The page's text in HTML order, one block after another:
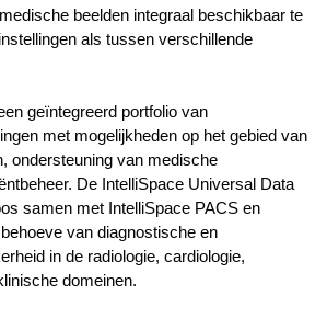
beelden integraal beschikbaar te
als tussen verschillende
geïntegreerd portfolio van
met mogelijkheden op het gebied van
ondersteuning van medische
De IntelliSpace Universal Data
samen met IntelliSpace PACS en
van diagnostische en
in de radiologie, cardiologie,
domeinen.